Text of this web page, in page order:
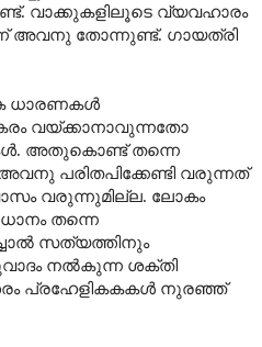
വാക്കുകളിലൂടെ വ്യവഹാരം
അവനു തോന്നുണ്ട്. ഗായത്രി
ധാരണകൾ
വയ്ക്കാനാവുന്നതോ
അതുകൊണ്ട് തന്നെ
പരിതപിക്കേണ്ടി വരുന്നത്
വരുന്നുമില്ല. ലോകം
തന്നെ
സത്യത്തിനും
നൽകുന്ന ശക്തി
പ്രഹേളികകകൾ നുരഞ്ഞ്